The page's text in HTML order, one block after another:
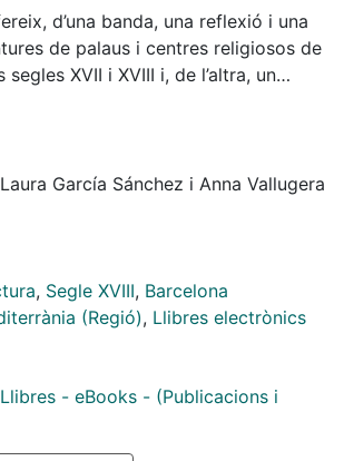
d’una banda, una reflexió i una
de palaus i centres religiosos de
segles XVII i XVIII i, de l’altra, un
de l’arquitectura obliqua
Vigevano. El seu tractat
recta, y obliqua (1678) fou un dels
d’aquell temps per l’audaç
i astrònom, que va suggerir de
arquitectònic clàssic basat en
i la proporció —descrit per
amb solucions constructives
dels programes artístics
capital catalana i del referent de
pictòrics i arquitectura obliqua al set-
García Sánchez i Anna Vallugera
, Segle XVIII, Barcelona
(Regió), Llibres electrònics
Llibres - eBooks - (Publicacions i